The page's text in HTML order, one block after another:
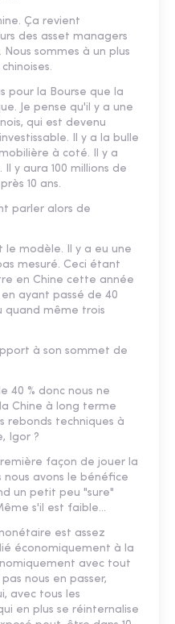
Ça revient
des asset managers
sommes à un plus
pour la Bourse que la
Je pense qu'il y a une
qui est devenu
Il y a la bulle
à coté. Il y a
y aura 100 millions de
10 ans.
parler alors de
modèle. Il y a eu une
mesuré. Ceci étant
en Chine cette année
ayant passé de 40
quand même trois
à son sommet de
40 % donc nous ne
Chine à long terme
rebonds techniques à
Igor ?
façon de jouer la
nous avons le bénéfice
un petit peu "sure"
s'il est faible...
est assez
économiquement à la
avec tout
nous en passer,
avec tous les
en plus se réinternalise